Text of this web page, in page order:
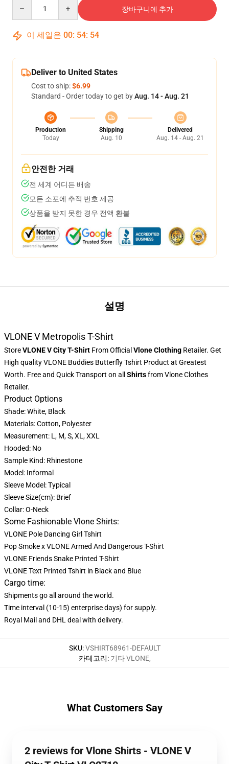
장바구니에 추가
이 세일은 00: 54: 54
Deliver to United States
Cost to ship:$6.99
Standard - Order today to get byAug. 14 - Aug. 21
Production
Today
Shipping
Aug. 10
Delivered
Aug. 14 - Aug. 21
안전한 거래
전 세계 어디든 배송
모든 소포에 추적 번호 제공
상품을 받지 못한 경우 전액 환불
설명
VLONE V Metropolis T-Shirt
StoreVLONE V City T-Shirt From Official Vlone Clothing Retailer. Get
High quality VLONE Buddies Butterfly Tshirt Product at Greatest
Worth. Free and Quick Transport on all Shirtsfrom Vlone Clothes
Retailer.
Product Options
Shade: White, Black
Materials: Cotton, Polyester
Measurement: L, M, S, XL, XXL
Hooded: No
Sample Kind: Rhinestone
Model: Informal
Sleeve Model: Typical
Sleeve Size(cm): Brief
Collar: O-Neck
Some Fashionable Vlone Shirts:
VLONE Pole Dancing Girl Tshirt
Pop Smoke x VLONE Armed And Dangerous T-Shirt
VLONE Friends Snake Printed T-Shirt
VLONE Text Printed Tshirt in Black and Blue
Cargo time:
Shipments go all around the world.
Time interval (10-15) enterprise days) for supply.
Royal Mail and DHL deal with delivery.
SKU:VSHIRT68961-DEFAULT
카테고리: 기타 VLONE,
What Customers Say
2 reviews for Vlone Shirts - VLONE V